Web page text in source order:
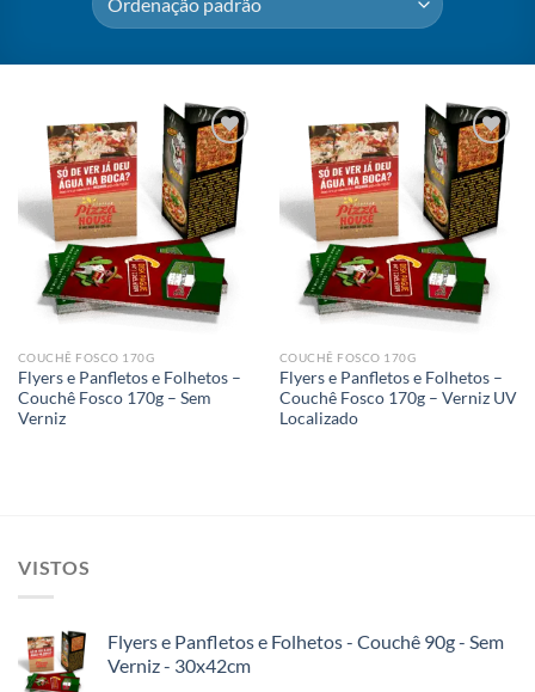
Add to
wishlist
COUCHÊ FOSCO 170G
Flyers e Panfletos e Folhetos –
Couchê Fosco 170g – Sem
Verniz
Add to
wishlist
COUCHÊ FOSCO 170G
Flyers e Panfletos e Folhetos –
Couchê Fosco 170g – Verniz UV
Localizado
VISTOS
Flyers e Panfletos e Folhetos - Couchê 90g - Sem
Verniz - 30x42cm